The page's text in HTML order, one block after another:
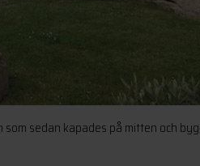
sedan kapades på mitten och